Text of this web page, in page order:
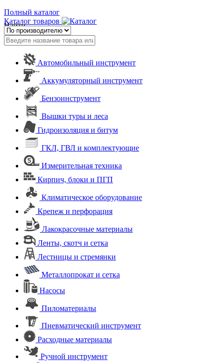
Полный каталог
Каталог товаров
Найти
Автомобильный инструмент
Аккумуляторный инструмент
Бензоинструмент
Вышки туры и леса
Гидроизоляция и битум
ГКЛ, ГВЛ и комплектующие
Измерительная техника
Кирпич, блоки и ПГП
Климатическое оборудование
Крепеж и перфорация
Лакокрасочные материалы
Ленты, скотч и сетка
Лестницы и стремянки
Металлопрокат и сетка
Насосы
Пиломатериалы
Пневматический инструмент
Расходные материалы
Ручной инструмент